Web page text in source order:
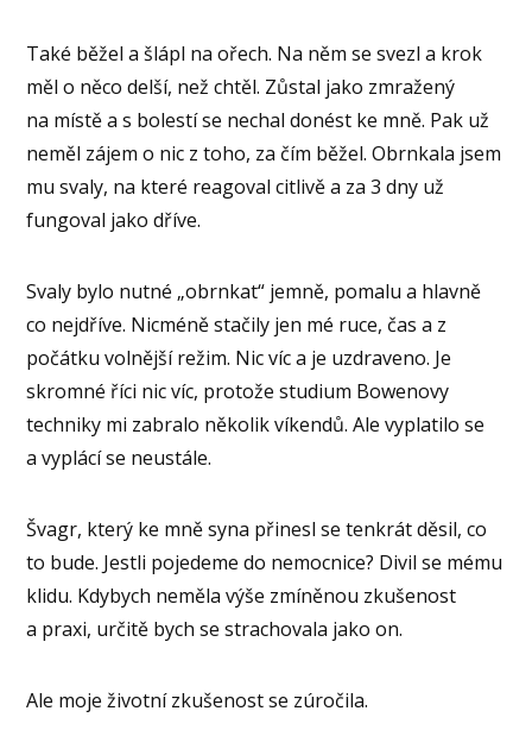
Také běžel a šlápl na ořech. Na něm se svezl a krok
měl o něco delší, než chtěl. Zůstal jako zmražený
na místě a s bolestí se nechal donést ke mně. Pak už
neměl zájem o nic z toho, za čím běžel. Obrnkala jsem
mu svaly, na které reagoval citlivě a za 3 dny už
fungoval jako dříve.
Svaly bylo nutné „obrnkat“ jemně, pomalu a hlavně
co nejdříve. Nicméně stačily jen mé ruce, čas a z
počátku volnější režim. Nic víc a je uzdraveno. Je
skromné říci nic víc, protože studium Bowenovy
techniky mi zabralo několik víkendů. Ale vyplatilo se
a vyplácí se neustále.
Švagr, který ke mně syna přinesl se tenkrát děsil, co
to bude. Jestli pojedeme do nemocnice? Divil se mému
klidu. Kdybych neměla výše zmíněnou zkušenost
a praxi, určitě bych se strachovala jako on.
Ale moje životní zkušenost se zúročila.